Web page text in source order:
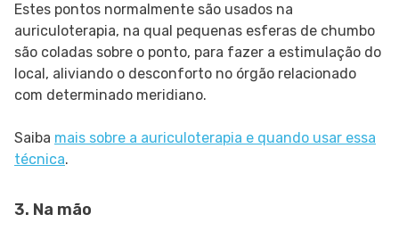
Estes pontos normalmente são usados na
auriculoterapia, na qual pequenas esferas de chumbo
são coladas sobre o ponto, para fazer a estimulação do
local, aliviando o desconforto no órgão relacionado
com determinado meridiano.
Saiba mais sobre a auriculoterapia e quando usar essa
técnica.
3. Na mão